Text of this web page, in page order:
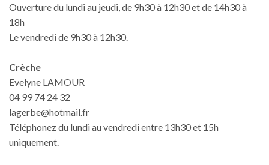
Ouverture du lundi au jeudi, de 9h30 à 12h30 et de 14h30 à
18h
Le vendredi de 9h30 à 12h30.
Crèche
Evelyne LAMOUR
04 99 74 24 32
lagerbe@hotmail.fr
Téléphonez du lundi au vendredi entre 13h30 et 15h
uniquement.